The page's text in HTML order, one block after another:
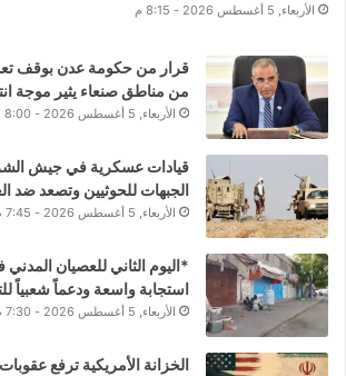
الأربعاء, 5 أغسطس 2026 - 8:15 م
قرار من حكومة عدن بوقف
من مناطق صنعاء يثير موجة
الأربعاء, 5 أغسطس 2026 - 8:00 م
قيادات عسكرية في جيش
الجبهات للحوثيين وتصعد ضد
الأربعاء, 5 أغسطس 2026 - 7:45 م
*اليوم الثاني للعصيان
استجابة واسعة ودعماً شعبياً
الأربعاء, 5 أغسطس 2026 - 7:30 م
الخزانة الأمريكية ترفع